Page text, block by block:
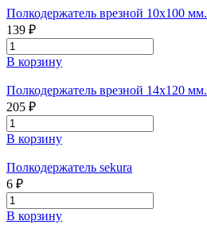
Полкодержатель врезной 10х100 мм.
139 ₽
В корзину
Полкодержатель врезной 14х120 мм.
205 ₽
В корзину
Полкодержатель sekura
6 ₽
В корзину